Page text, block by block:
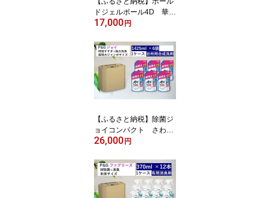
ドジェルボール4D 華や
かプレミアムブロッサム
×6セット
17,000 円
【ふるさと納税】除菌ジ
ョイコンパクト さわや
か微香 詰替ジャンボサ
ト
26,000 円